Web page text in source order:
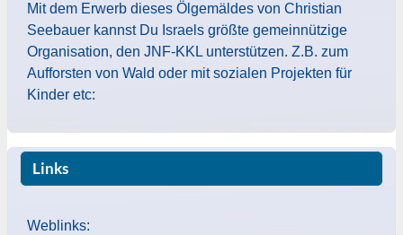
Mit dem Erwerb dieses Ölgemäldes von Christian
Seebauer kannst Du Israels größte gemeinnützige
Organisation, den JNF-KKL unterstützen. Z.B. zum
Aufforsten von Wald oder mit sozialen Projekten für
Kinder etc:
Links
Weblinks: